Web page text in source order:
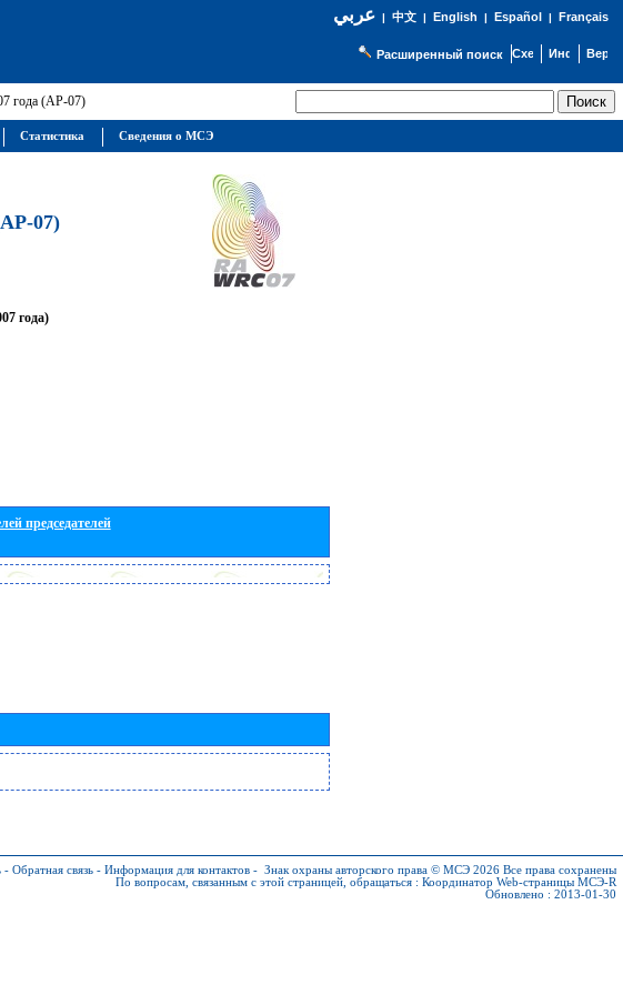
عربي| 中文| English | Español | Français
Расширенный поиск
года (АР-07)
07)
года)
председателей
- Обратная связь - Информация для контактов - Знак охраны авторского права © МСЭ 2026 Все права сохранены
По вопросам, связанным с этой страницей, обращаться : Координатор Web-страницы МСЭ-R
Обновлено : 2013-01-30
Статистика Сведения о МСЭ